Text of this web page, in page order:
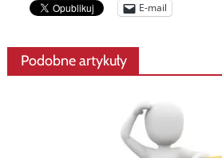
E-mail
Podobne artykuły